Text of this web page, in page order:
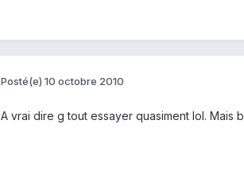
Posté(e) 10 octobre 2010
A vrai dire g tout essayer quasiment lol.